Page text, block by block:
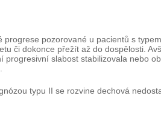
progrese pozorované u pacientů s
či dokonce přežít až do dospělosti.
progresivní slabost stabilizovala nebo
typu II se rozvine dechová